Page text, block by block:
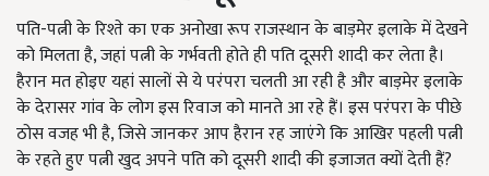
पति-पत्नी के रिश्ते का एक अनोखा रूप राजस्थान के बाड़मेर इलाके में देखने
को मिलता है, जहां पत्नी के गर्भवती होते ही पति दूसरी शादी कर लेता है।
हैरान मत होइए यहां सालों से ये परंपरा चलती आ रही है और बाड़मेर इलाके
के देरासर गांव के लोग इस रिवाज को मानते आ रहे हैं। इस परंपरा के पीछे
ठोस वजह भी है, जिसे जानकर आप हैरान रह जाएंगे कि आखिर पहली पत्नी
के रहते हुए पत्नी खुद अपने पति को दूसरी शादी की इजाजत क्यों देती हैं?